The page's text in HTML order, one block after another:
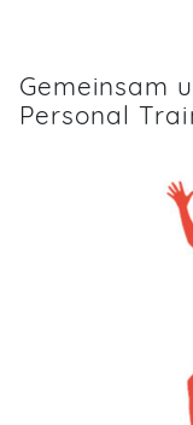
Gemeinsam
Personal